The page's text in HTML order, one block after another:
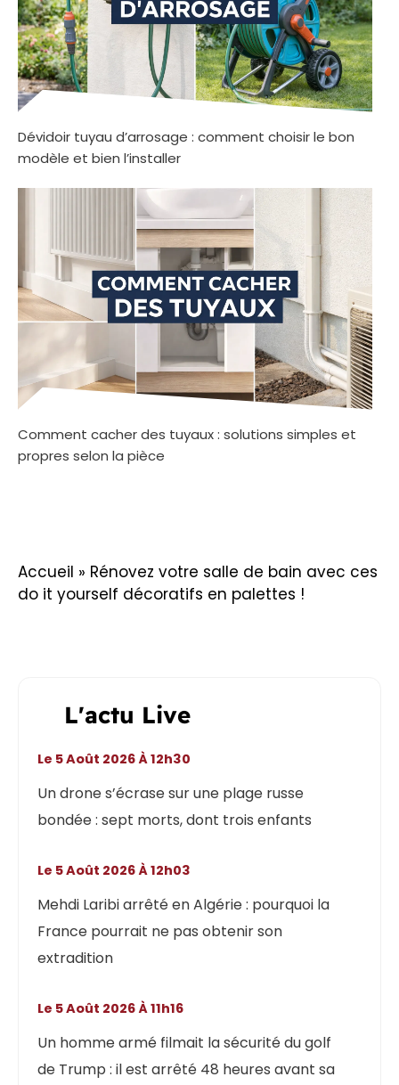
Dévidoir tuyau d’arrosage : comment choisir le bon
modèle et bien l’installer
Comment cacher des tuyaux : solutions simples et
propres selon la pièce
Accueil » Rénovez votre salle de bain avec ces
do it yourself décoratifs en palettes !
L'actu Live
Un drone s’écrase sur une plage russe
bondée : sept morts, dont trois enfants
Le 5 Août 2026 À 12h30
Mehdi Laribi arrêté en Algérie : pourquoi la
France pourrait ne pas obtenir son
extradition
Le 5 Août 2026 À 12h03
Un homme armé filmait la sécurité du golf
de Trump : il est arrêté 48 heures avant sa
Le 5 Août 2026 À 11h16